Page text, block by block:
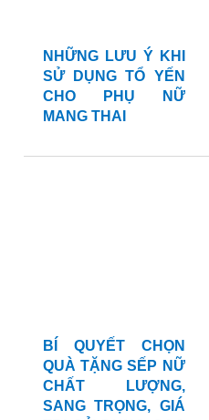
NHỮNG LƯU Ý KHI
SỬ DỤNG TỔ YẾN
CHO PHỤ NỮ
MANG THAI
BÍ QUYẾT CHỌN
QUÀ TẶNG SẾP NỮ
CHẤT LƯỢNG,
SANG TRỌNG, GIÁ